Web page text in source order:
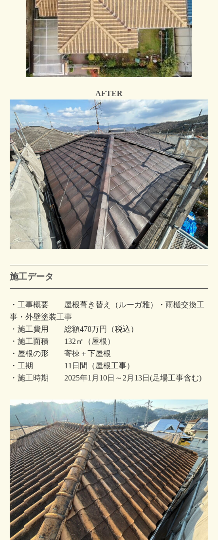
AFTER
施工データ
・工事概要 屋根葺き替え（ルーガ雅）・雨樋交換工
事・外壁塗装工事
・施工費用 総額478万円（税込）
・施工面積 132㎡（屋根）
・屋根の形 寄棟＋下屋根
・工期 11日間（屋根工事）
・施工時期 2025年1月10日～2月13日(足場工事含む)